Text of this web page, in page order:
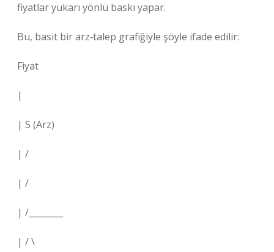
fiyatlar yukarı yönlü baskı yapar.
Bu, basit bir arz‑talep grafiğiyle şöyle ifade edilir:
Fiyat
|
| S (Arz)
| /
| /
| /________
| / \